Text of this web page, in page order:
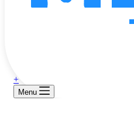
+
Menu